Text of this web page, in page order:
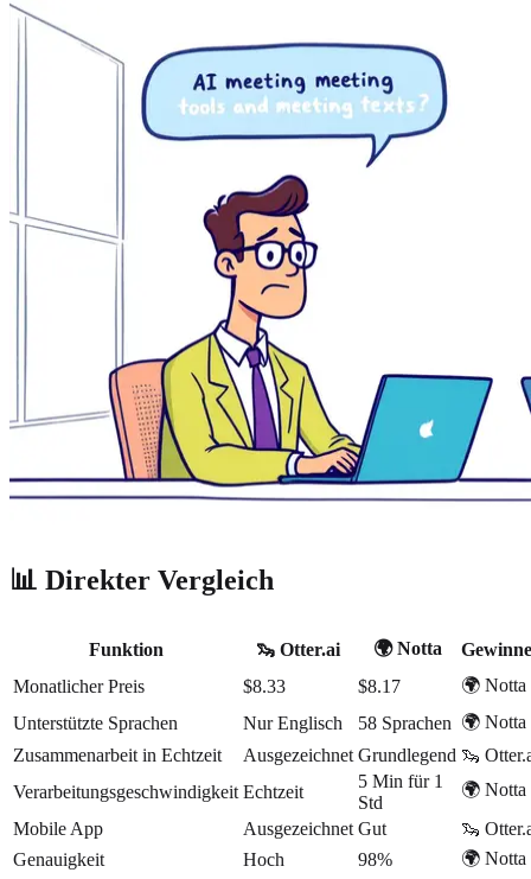
📊 Direkter Vergleich
Funktion 🦦 Otter.ai 🌍 Notta
Monatlicher Preis
$8.33 $8.17
🌍 Notta
Unterstützte Sprachen
Nur Englisch 58 Sprachen 🌍 Notta
Zusammenarbeit in Echtzeit
Ausgezeichnet Grundlegend 🦦
Verarbeitungsgeschwindigkeit Echtzeit
5 Min für 1
Std
🌍 Notta
Mobile App
Ausgezeichnet Gut
🦦
Genauigkeit
Hoch 98%
🌍 Notta